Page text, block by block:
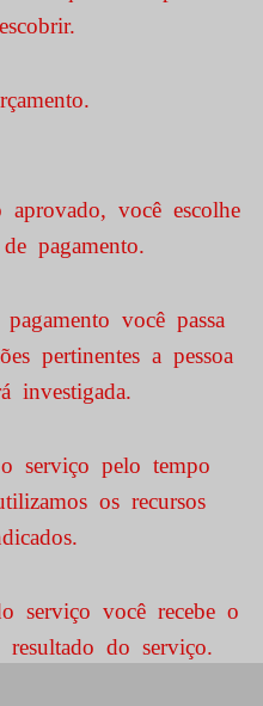
aprovado, você escolhe
pagamento.
você passa
pertinentes a pessoa
investigada.
serviço pelo tempo
os recursos
serviço você recebe o
do serviço.